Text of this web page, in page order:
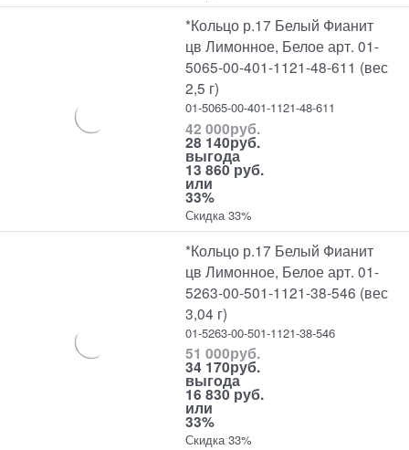
*Кольцо р.17 Белый Фианит
цв Лимонное, Белое арт. 01-
5065-00-401-1121-48-611 (вес
2,5 г)
01-5065-00-401-1121-48-611
42 000руб.
28 140руб.
выгода
13 860 руб.
или
33%
Скидка 33%
*Кольцо р.17 Белый Фианит
цв Лимонное, Белое арт. 01-
5263-00-501-1121-38-546 (вес
3,04 г)
01-5263-00-501-1121-38-546
51 000руб.
34 170руб.
выгода
16 830 руб.
или
33%
Скидка 33%